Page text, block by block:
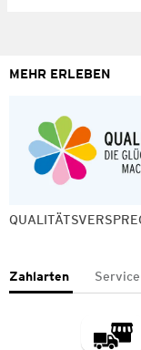
MEHR ERLEBEN
Zahlarten Service